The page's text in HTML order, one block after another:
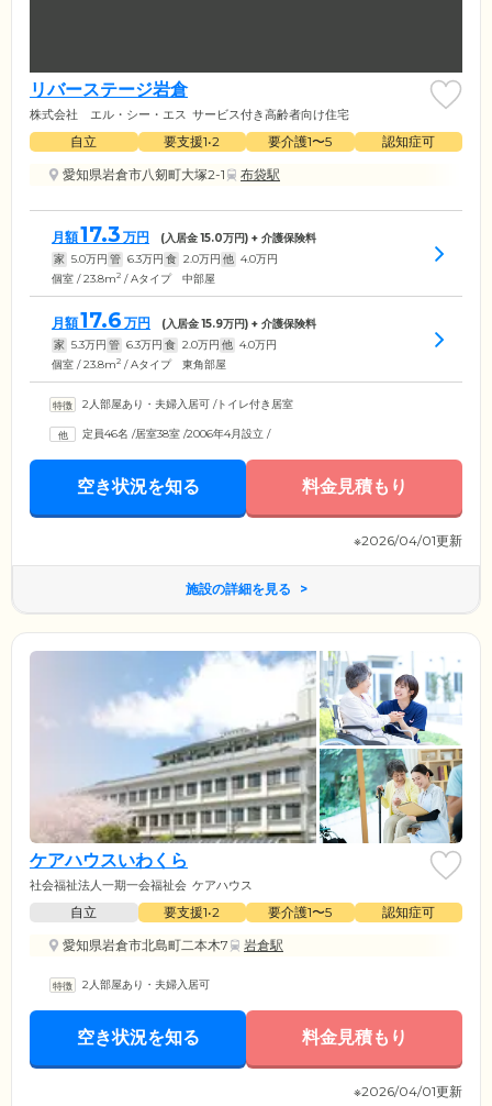
リバーステージ岩倉
株式会社 エル・シー・エス サービス付き高齢者向け住宅
自立 要支援1•2 要介護1〜5
認知症可
愛知県岩倉市八剱町大塚2-1
布袋駅
月額17.3 万円 (入居金15.0万円) + 介護保険料
家 5.0万円 管 6.3万円 食 2.0万円 他 4.0万円
個室 / 23.8m2 / Aタイプ 中部屋
月額17.6 万円 (入居金15.9万円) + 介護保険料
家 5.3万円 管 6.3万円 食 2.0万円 他 4.0万円
個室 / 23.8m2 / Aタイプ 東角部屋
2人部屋あり・夫婦入居可 /トイレ付き居室
定員46名 /居室38室 /2006年4月設立 /
空き状況を知る 料金見積もり
※2026/04/01更新
施設の詳細を見る
ケアハウスいわくら
社会福祉法人一期一会福祉会 ケアハウス
自立 要支援1•2 要介護1〜5
認知症可
愛知県岩倉市北島町二本木7
岩倉駅
2人部屋あり・夫婦入居可
空き状況を知る 料金見積もり
※2026/04/01更新